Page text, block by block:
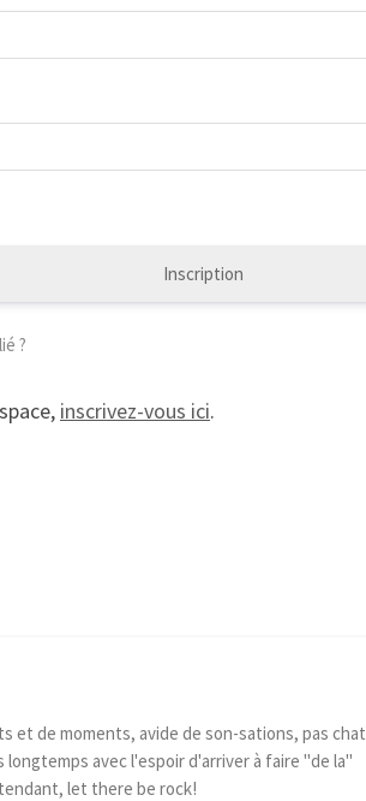
Inscription
?
inscrivez-vous ici.
et de moments, avide de son-sations, pas chat
avec l'espoir d'arriver à faire "de la"
let there be rock!